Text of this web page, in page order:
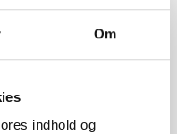
Om
indhold og